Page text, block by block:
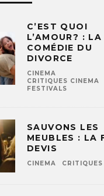
C’EST QUOI
L’AMOUR? : LA
COMÉDIE DU
DIVORCE
CINEMA
CRITIQUES CINEMA
FESTIVALS
SAUVONS LES
MEUBLES : LA
DEVIS
CINEMA